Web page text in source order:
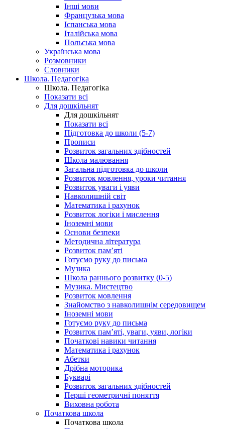
Інші мови
Французька мова
Іспанська мова
Італійська мова
Польська мова
Українська мова
Розмовники
Словники
Школа. Педагогіка
Школа. Педагогіка
Показати всі
Для дошкільнят
Для дошкільнят
Показати всі
Підготовка до школи (5-7)
Прописи
Розвиток загальних здібностей
Школа малювання
Загальна підготовка до школи
Розвиток мовлення, уроки читання
Розвиток уваги і уяви
Навколишній світ
Математика і рахунок
Розвиток логіки і мислення
Іноземні мови
Основи безпеки
Методична література
Розвиток пам’яті
Готуємо руку до письма
Музика
Школа раннього розвитку (0-5)
Музика. Мистецтво
Розвиток мовлення
Знайомство з навколишнім середовищем
Іноземні мови
Готуємо руку до письма
Розвиток пам’яті, уваги, уяви, логіки
Початкові навики читання
Математика і рахунок
Абетки
Дрібна моторика
Букварі
Розвиток загальних здібностей
Перші геометричні поняття
Виховна робота
Початкова школа
Початкова школа